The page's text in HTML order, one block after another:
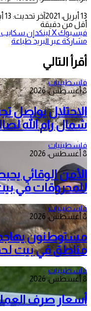
13 أبريل، 2021
آخر تحديث: 13 أبريل، 2021
أقل من دقيقة
فيسبوك‫Xلينكدإن سكايب
مشاركة عبر البريد طباعة
أقرأ التالي
فلسطينيات
8 أغسطس، 2026
الاحتلال يواصل
شمال رام الله
فلسطينيات
8 أغسطس، 2026
الأمن الوقائي
للمحروقات في
فلسطينيات
8 أغسطس، 2026
مستوطنون
مناطق في بيت
فلسطينيات
8 أغسطس، 2026
أسعار صرف